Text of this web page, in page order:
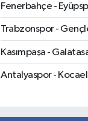
Fenerbahçe -
Trabzonspor -
Kasımpaşa -
Antalyaspor -